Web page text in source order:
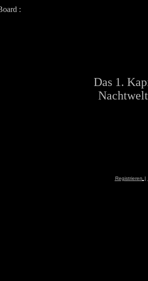
Das 1.
Registrieren |